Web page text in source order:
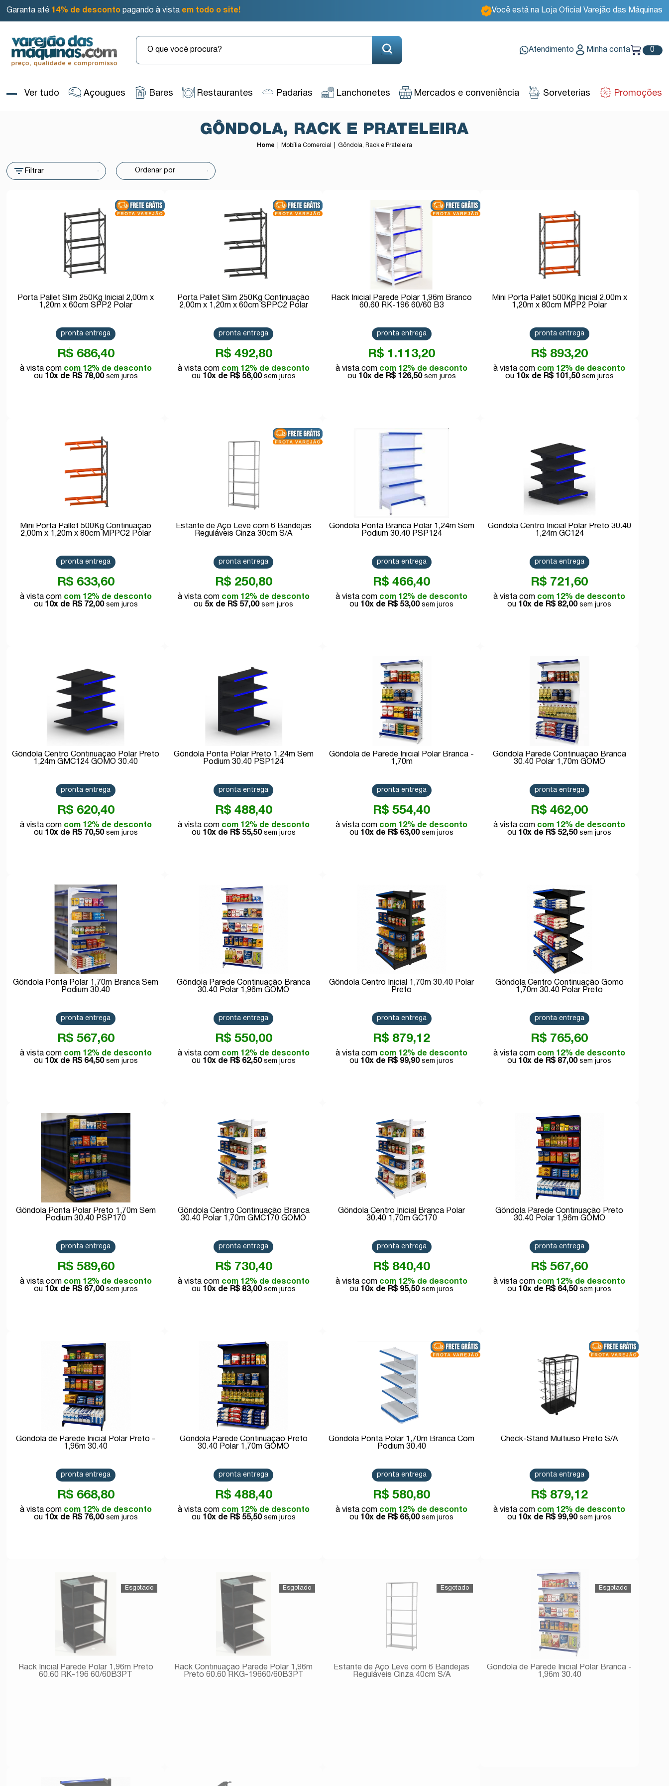
Garanta até 14% de desconto pagando à vista em todo o site! Você está na Loja Oficial Varejão das Máquinas
Atendimento Minha conta 0
Ver tudo Açougues Bares Restaurantes Padarias Lanchonetes Mercados e conveniência Sorveterias Promoções
GÔNDOLA, RACK E PRATELEIRA
Home Mobília Comercial Gôndola, Rack e Prateleira
Filtrar
Porta Pallet Slim 250Kg Inicial 2,00m x
1,20m x 60cm SPP2 Polar
R$ 686,40
com 12% de desconto
10x de R$ 78,00
pronta entrega
Porta Pallet Slim 250Kg Continuação
2,00m x 1,20m x 60cm SPPC2 Polar
R$ 492,80
com 12% de desconto
10x de R$ 56,00
pronta entrega
Rack Inicial Parede Polar 1,96m Branco
60.60 RK-196 60/60 B3
R$ 1.113,20
com 12% de desconto
10x de R$ 126,50
pronta entrega
Mini Porta Pallet 500Kg Inicial 2,00m x
1,20m x 80cm MPP2 Polar
R$ 893,20
com 12% de desconto
10x de R$ 101,50
pronta entrega
Mini Porta Pallet 500Kg Continuação
2,00m x 1,20m x 80cm MPPC2 Polar
R$ 633,60
com 12% de desconto
10x de R$ 72,00
pronta entrega
Estante de Aço Leve com 6 Bandejas
Reguláveis Cinza 30cm S/A
R$ 250,80
com 12% de desconto
5x de R$ 57,00
pronta entrega
Gôndola Ponta Branca Polar 1,24m Sem
Podium 30.40 PSP124
R$ 466,40
com 12% de desconto
10x de R$ 53,00
pronta entrega
Gôndola Centro Inicial Polar Preto 30.40
1,24m GC124
R$ 721,60
com 12% de desconto
10x de R$ 82,00
pronta entrega
Gôndola Centro Continuação Polar Preto
1,24m GMC124 GOMO 30.40
R$ 620,40
com 12% de desconto
10x de R$ 70,50
pronta entrega
Comprar
Gôndola Ponta Polar Preto 1,24m Sem
Podium 30.40 PSP124
R$ 488,40
com 12% de desconto
10x de R$ 55,50
pronta entrega
Comprar
Gôndola de Parede Inicial Polar Branca -
1,70m
R$ 554,40
com 12% de desconto
10x de R$ 63,00
pronta entrega
Gôndola Parede Continuação Branca
30.40 Polar 1,70m GOMO
R$ 462,00
com 12% de desconto
10x de R$ 52,50
pronta entrega
Gôndola Ponta Polar 1,70m Branca Sem
Podium 30.40
R$ 567,60
com 12% de desconto
10x de R$ 64,50
pronta entrega
Comprar
Gôndola Parede Continuação Branca
30.40 Polar 1,96m GOMO
R$ 550,00
com 12% de desconto
10x de R$ 62,50
pronta entrega
Gôndola Centro Inicial 1,70m 30.40 Polar
Preto
R$ 879,12
com 12% de desconto
10x de R$ 99,90
pronta entrega
Gôndola Centro Continuação Gomo
1,70m 30.40 Polar Preto
R$ 765,60
com 12% de desconto
10x de R$ 87,00
pronta entrega
Comprar
Gôndola Ponta Polar Preto 1,70m Sem
Podium 30.40 PSP170
R$ 589,60
com 12% de desconto
10x de R$ 67,00
pronta entrega
Comprar
Gôndola Centro Continuação Branca
30.40 Polar 1,70m GMC170 GOMO
R$ 730,40
com 12% de desconto
10x de R$ 83,00
pronta entrega
Comprar
Gôndola Centro Inicial Branca Polar
30.40 1,70m GC170
R$ 840,40
com 12% de desconto
10x de R$ 95,50
pronta entrega
Gôndola Parede Continuação Preto
30.40 Polar 1,96m GOMO
R$ 567,60
com 12% de desconto
10x de R$ 64,50
pronta entrega
Gôndola de Parede Inicial Polar Preto -
1,96m 30.40
R$ 668,80
com 12% de desconto
10x de R$ 76,00
pronta entrega
Gôndola Parede Continuação Preto
30.40 Polar 1,70m GOMO
R$ 488,40
com 12% de desconto
10x de R$ 55,50
pronta entrega
Gôndola Ponta Polar 1,70m Branca Com
Podium 30.40
R$ 580,80
com 12% de desconto
10x de R$ 66,00
pronta entrega
Check-Stand Multiuso Preto S/A
R$ 879,12
com 12% de desconto
10x de R$ 99,90
pronta entrega
Comprar
Rack Inicial Parede Polar 1,96m Preto
60.60 RK-196 60/60B3PT
Avise-me
Rack Continuação Parede Polar 1,96m
Preto 60.60 RKG-19660/60B3PT
Estante de Aço Leve com 6 Bandejas
Reguláveis Cinza 40cm S/A
Gôndola de Parede Inicial Polar Branca -
1,96m 30.40